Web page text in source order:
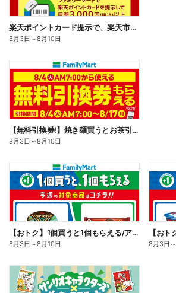
楽天ポイントカード提示で、楽天市場でのお買い物がおトクに!
8月3日 ～8月10日
【無料引換券!】焼き麺買うとお茶引換券貰える!
8月3日 ～8月10日
【おトク】1個買うと1個もらえる/アイス
8月3日 ～8月10日 8月3日 ～